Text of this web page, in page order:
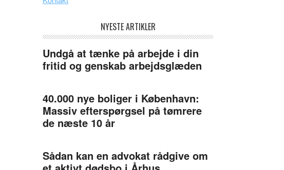
NYESTE ARTIKLER
Undgå at tænke på arbejde i din
fritid og genskab arbejdsglæden
40.000 nye boliger i København:
Massiv efterspørgsel på tømrere
de næste 10 år
Sådan kan en advokat rådgive om